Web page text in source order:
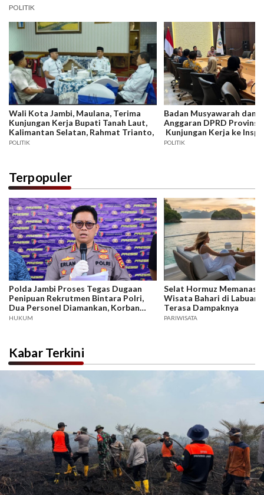
POLITIK
Wali Kota Jambi, Maulana, Terima
Kunjungan Kerja Bupati Tanah Laut,
Kalimantan Selatan, Rahmat Trianto,
POLITIK
Badan Musyawarah dan
Anggaran DPRD Provinsi
Kunjungan Kerja ke
Provinsi DKI Jakarta
POLITIK
Terpopuler
Polda Jambi Proses Tegas Dugaan
Penipuan Rekrutmen Bintara Polri,
Dua Personel Diamankan, Korban
Dari Rakyat Biasa Hingga Perwira,
HUKUM
Selat Hormuz Memanas,
Wisata Bahari di Labuan
Terasa Dampaknya
PARIWISATA
Kabar Terkini